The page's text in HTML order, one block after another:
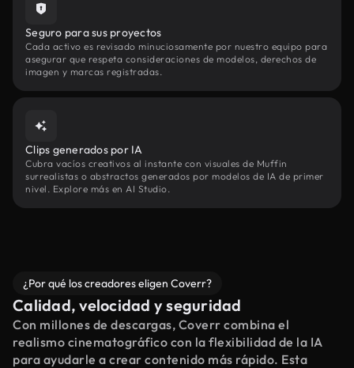
Seguro para sus proyectos
Cada activo es revisado minuciosamente por nuestro equipo para
asegurar que respeta consideraciones de modelos, derechos de
imagen y marcas registradas.
Clips generados por IA
Cubra vacíos creativos al instante con visuales de Muffin
surrealistas o abstractos generados por modelos de IA de primer
nivel. Explore más en AI Studio.
¿Por qué los creadores eligen Coverr?
Calidad, velocidad y seguridad
Con millones de descargas, Coverr combina el
realismo cinematográfico con la flexibilidad de la IA
para ayudarle a crear contenido más rápido. Esta